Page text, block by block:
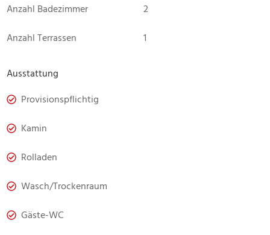
Anzahl Badezimmer
2
Anzahl Terrassen
1
Ausstattung
Provisionspflichtig
Kamin
Rolladen
Wasch/Trockenraum
Gäste-WC